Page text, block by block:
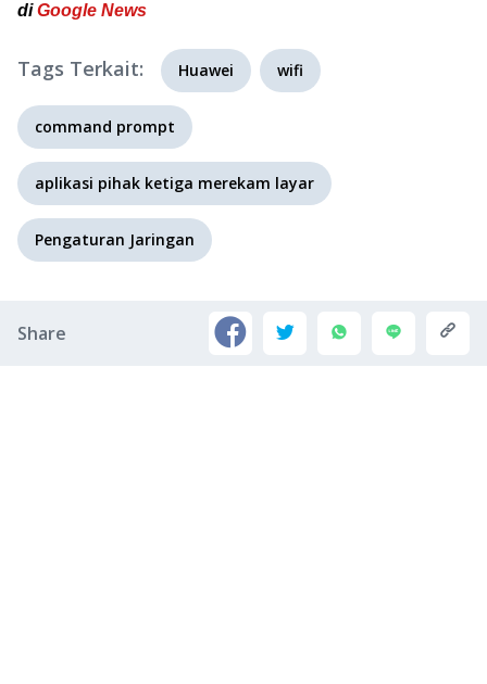
diGoogle News
Tags Terkait: Huawei wifi
command prompt
aplikasi pihak ketiga merekam layar
Pengaturan Jaringan
Share